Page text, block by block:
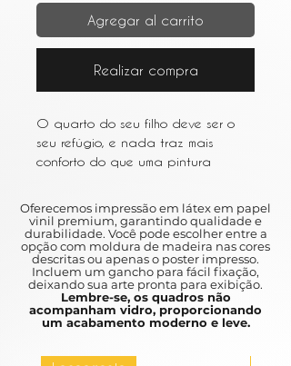
Agregar al carrito
Realizar compra
O quarto do seu filho deve ser o
seu refúgio, e nada traz mais
conforto do que uma pintura
seu filho, estimular a sua
imaginação e dar-lhes uma
calorosa sensação de
familiaridade.
Your child's bedroom should be your
Oferecemos impressão em látex em papel
vinil premium, garantindo qualidade e
durabilidade. Você pode escolher entre a
opção com moldura de madeira nas cores
descritas ou apenas o poster impresso.
Incluem um gancho para fácil fixação,
deixando sua arte pronta para exibição.
Lembre-se, os quadros não
acompanham vidro, proporcionando
um acabamento moderno e leve.